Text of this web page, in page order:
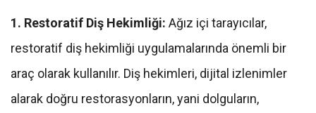
1. Restoratif Diş Hekimliği: Ağız içi tarayıcılar,
restoratif diş hekimliği uygulamalarında önemli bir
araç olarak kullanılır. Diş hekimleri, dijital izlenimler
alarak doğru restorasyonların, yani dolguların,